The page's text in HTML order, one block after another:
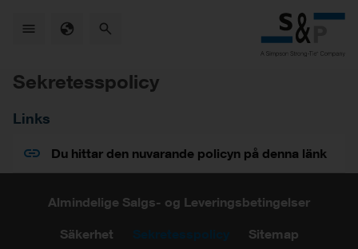
Sekretesspolicy
Links
Du hittar den nuvarande policyn på denna länk
Almindelige Salgs- og Leveringsbetingelser
Säkerhet Sitemap